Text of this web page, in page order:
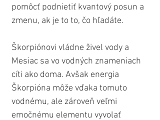
pomôcť podnietiť kvantový posun a
zmenu, ak je to to, čo hľadáte.
Škorpiónovi vládne živel vody a
Mesiac sa vo vodných znameniach
cíti ako doma. Avšak energia
Škorpióna môže vďaka tomuto
vodnému, ale zároveň veľmi
emočnému elementu vyvolať